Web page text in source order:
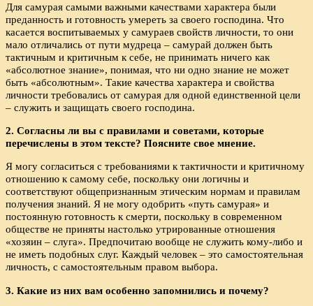
Для самурая самыми важными качествами характера были
преданность и готовность умереть за своего господина. Что
касается воспитываемых у самураев свойств личности, то они
мало отличались от пути мудреца – самурай должен быть
тактичным и критичным к себе, не принимать ничего как
«абсолютное знание», понимая, что ни одно знание не может
быть «абсолютным». Такие качества характера и свойства
личности требовались от самурая для одной единственной цели
– служить и защищать своего господина.
2. Согласны ли вы с правилами и советами, которые
перечислены в этом тексте? Поясните свое мнение.
Я могу согласиться с требованиями к тактичности и критичному
отношению к самому себе, поскольку они логичны и
соответствуют общепризнанным этическим нормам и правилам
получения знаний. Я не могу одобрить «путь самурая» и
постоянную готовность к смерти, поскольку в современном
обществе не приняты настолько утрированные отношения
«хозяин – слуга». Предпочитаю вообще не служить кому-либо и
не иметь подобных слуг. Каждый человек – это самостоятельная
личность, с самостоятельным правом выбора.
3. Какие из них вам особенно запомнились и почему?